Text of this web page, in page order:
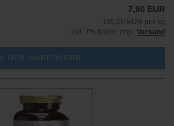
7,90 EUR
195,06 EUR pro kg
inkl. 7% MwSt. zzgl. Versand
IN DEN WARENKORB